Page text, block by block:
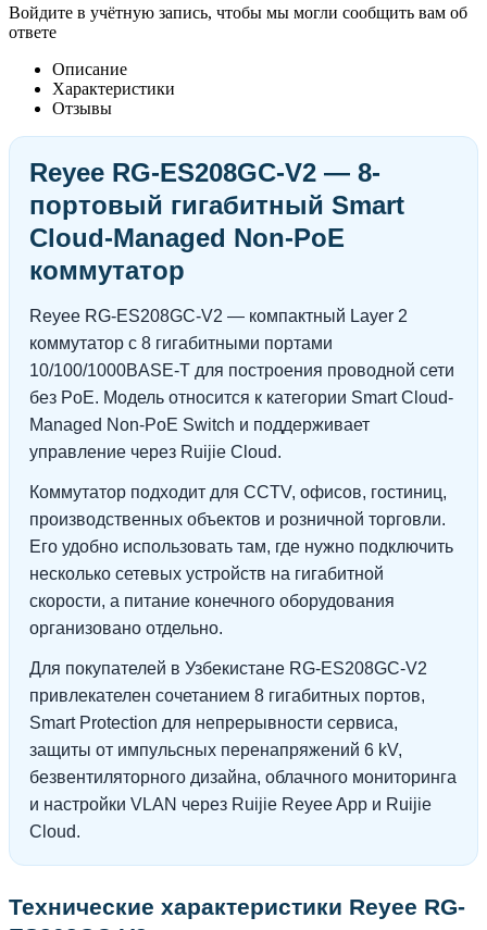
Войдите в учётную запись, чтобы мы могли сообщить вам об
ответе
Описание
Характеристики
Отзывы
Reyee RG-ES208GC-V2 — 8-
портовый гигабитный Smart
Cloud-Managed Non-PoE
коммутатор
Reyee RG-ES208GC-V2 — компактный Layer 2
коммутатор с 8 гигабитными портами
10/100/1000BASE-T для построения проводной сети
без PoE. Модель относится к категории Smart Cloud-
Managed Non-PoE Switch и поддерживает
управление через Ruijie Cloud.
Коммутатор подходит для CCTV, офисов, гостиниц,
производственных объектов и розничной торговли.
Его удобно использовать там, где нужно подключить
несколько сетевых устройств на гигабитной
скорости, а питание конечного оборудования
организовано отдельно.
Для покупателей в Узбекистане RG-ES208GC-V2
привлекателен сочетанием 8 гигабитных портов,
Smart Protection для непрерывности сервиса,
защиты от импульсных перенапряжений 6 kV,
безвентиляторного дизайна, облачного мониторинга
и настройки VLAN через Ruijie Reyee App и Ruijie
Cloud.
Технические характеристики Reyee RG-